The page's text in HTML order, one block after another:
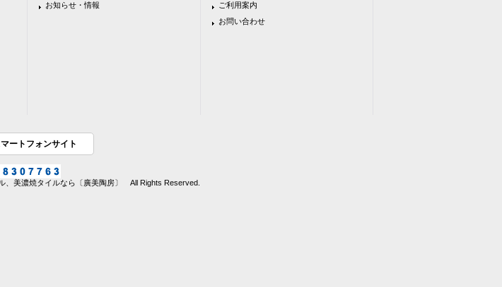
お知らせ・情報
ご利用案内
お問い合わせ
ートフォンサイト
美濃焼タイルなら〔廣美陶房〕 All Rights Reserved.